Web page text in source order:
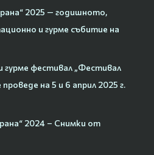
2025 — годишното,
и гурме събитие на
гурме фестивал „Фестивал
проведе на 5 и 6 април 2025 г.
2024 – Снимки от